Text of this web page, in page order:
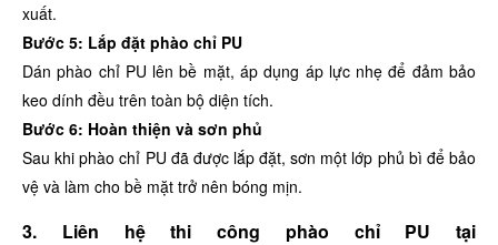
xuất.
Bước 5: Lắp đặt phào chỉ PU
Dán phào chỉ PU lên bề mặt, áp dụng áp lực nhẹ để đảm bảo
keo dính đều trên toàn bộ diện tích.
Bước 6: Hoàn thiện và sơn phủ
Sau khi phào chỉ PU đã được lắp đặt, sơn một lớp phủ bì để bảo
vệ và làm cho bề mặt trở nên bóng mịn.
3. Liên hệ thi công phào chỉ PU tại